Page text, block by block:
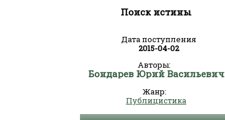
Поиск истины
Дата поступления
2015-04-02
Авторы:
Бондарев Юрий Васильевич
Жанр:
Публицистика